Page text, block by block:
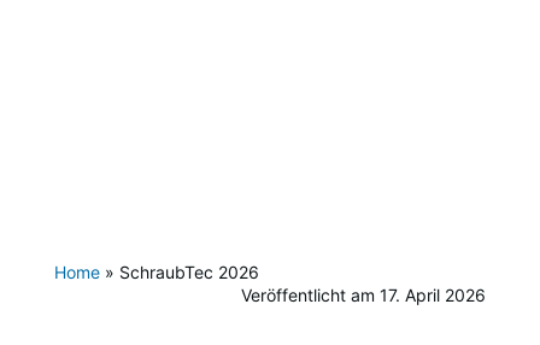
Home» SchraubTec 2026
Veröffentlicht am 17. April 2026